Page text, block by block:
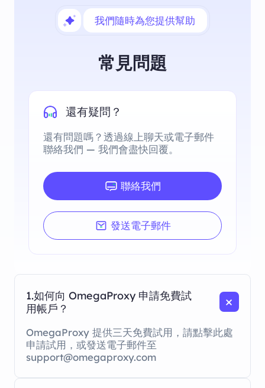
我們隨時為您提供幫助
常見問題
還有疑問？
還有問題嗎？透過線上聊天或電子郵件
聯絡我們 — 我們會盡快回覆。
聯絡我們
發送電子郵件
1.如何向 OmegaProxy 申請免費試
用帳戶？
OmegaProxy 提供三天免費試用，請點擊此處
申請試用，或發送電子郵件至
support@omegaproxy.com